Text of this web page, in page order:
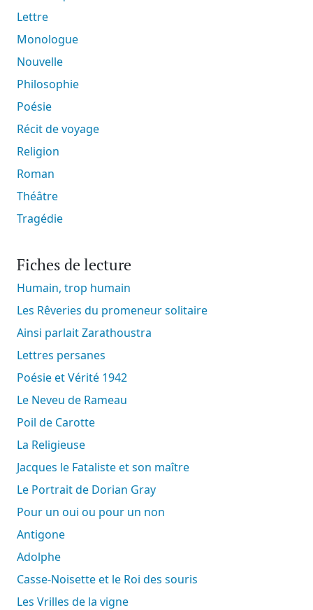
Lettre
Monologue
Nouvelle
Philosophie
Poésie
Récit de voyage
Religion
Roman
Théâtre
Tragédie
Fiches de lecture
Humain, trop humain
Les Rêveries du promeneur solitaire
Ainsi parlait Zarathoustra
Lettres persanes
Poésie et Vérité 1942
Le Neveu de Rameau
Poil de Carotte
La Religieuse
Jacques le Fataliste et son maître
Le Portrait de Dorian Gray
Pour un oui ou pour un non
Antigone
Adolphe
Casse-Noisette et le Roi des souris
Les Vrilles de la vigne